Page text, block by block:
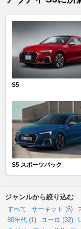
S5
S5 スポーツバック
ジャンルから絞り込む
すべて サーキット (6)
80年代 (1) ユーロ (32)